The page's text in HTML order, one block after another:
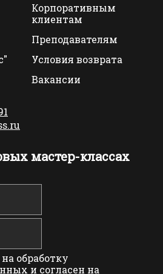
Корпоративным
клиентам
Преподавателям
Условия возврата
Вакансии
мастер-классах
обработку
и согласен на